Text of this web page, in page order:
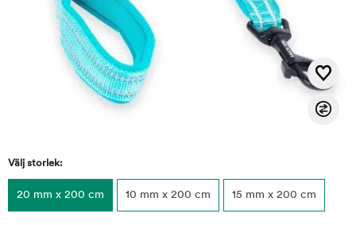
Välj storlek:
20 mm x 200 cm 10 mm x 200 cm 15 mm x 200 cm